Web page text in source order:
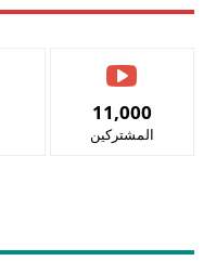
11,000
المشتركين